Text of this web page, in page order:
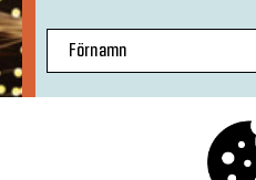
Förnamn